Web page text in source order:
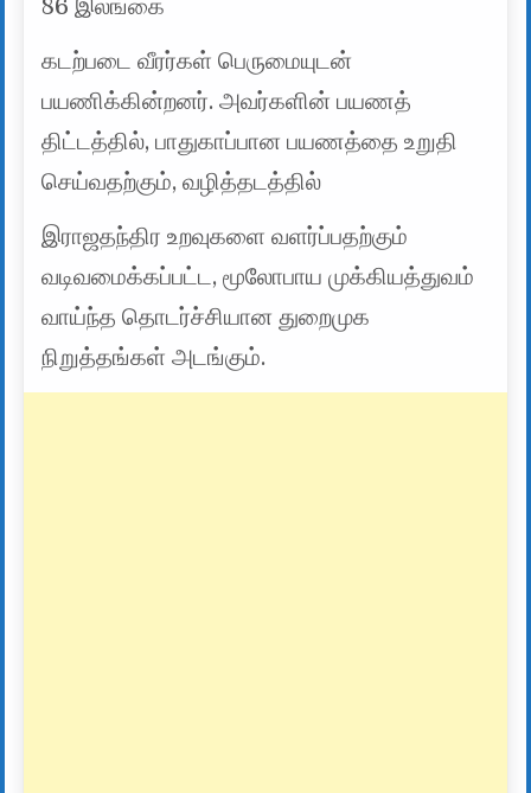
86 இலங்கை
கடற்படை வீரர்கள் பெருமையுடன்
பயணிக்கின்றனர். அவர்களின் பயணத்
திட்டத்தில், பாதுகாப்பான பயணத்தை உறுதி
செய்வதற்கும், வழித்தடத்தில்
இராஜதந்திர உறவுகளை வளர்ப்பதற்கும்
வடிவமைக்கப்பட்ட, மூலோபாய முக்கியத்துவம்
வாய்ந்த தொடர்ச்சியான துறைமுக
நிறுத்தங்கள் அடங்கும்.